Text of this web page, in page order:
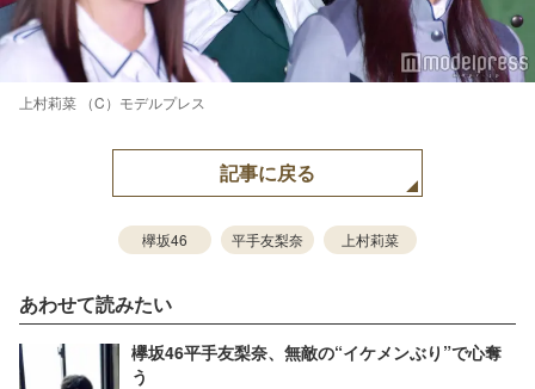
上村莉菜 （C）モデルプレス
記事に戻る
欅坂46 平手友梨奈 上村莉菜
あわせて読みたい
欅坂46平手友梨奈、無敵の“イケメンぶり”で心奪
う